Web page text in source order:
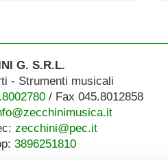
G. S.R.L.
- Strumenti musicali
/ Fax 045.8012858
zecchini@pec.it
3896251810